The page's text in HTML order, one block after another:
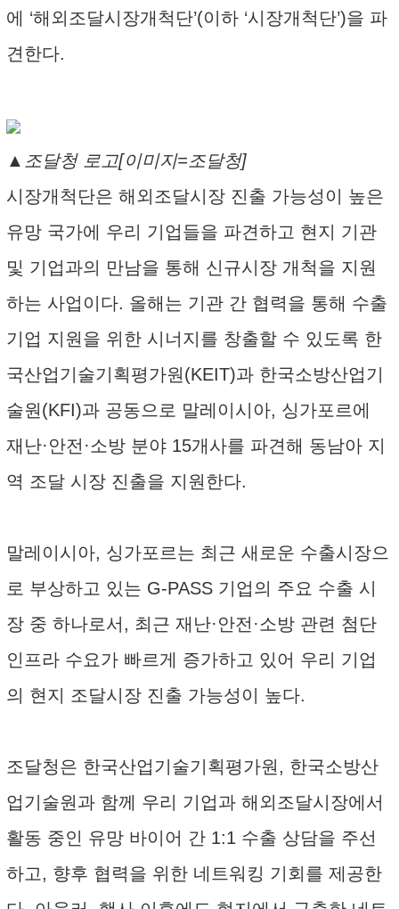
에 ‘해외조달시장개척단’(이하 ‘시장개척단’)을 파
견한다.
▲조달청 로고[이미지=조달청]
시장개척단은 해외조달시장 진출 가능성이 높은
유망 국가에 우리 기업들을 파견하고 현지 기관
및 기업과의 만남을 통해 신규시장 개척을 지원
하는 사업이다. 올해는 기관 간 협력을 통해 수출
기업 지원을 위한 시너지를 창출할 수 있도록 한
국산업기술기획평가원(KEIT)과 한국소방산업기
술원(KFI)과 공동으로 말레이시아, 싱가포르에
재난·안전·소방 분야 15개사를 파견해 동남아 지
역 조달 시장 진출을 지원한다.
말레이시아, 싱가포르는 최근 새로운 수출시장으
로 부상하고 있는 G-PASS 기업의 주요 수출 시
장 중 하나로서, 최근 재난·안전·소방 관련 첨단
인프라 수요가 빠르게 증가하고 있어 우리 기업
의 현지 조달시장 진출 가능성이 높다.
조달청은 한국산업기술기획평가원, 한국소방산
업기술원과 함께 우리 기업과 해외조달시장에서
활동 중인 유망 바이어 간 1:1 수출 상담을 주선
하고, 향후 협력을 위한 네트워킹 기회를 제공한